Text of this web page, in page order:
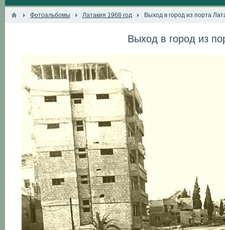
Фотоальбомы Латакия 1968 год Выход в город из порта
Выход в город из